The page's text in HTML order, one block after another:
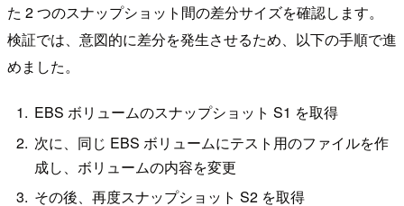
た 2 つのスナップショット間の差分サイズを確認します。
検証では、意図的に差分を発生させるため、以下の手順で進
めました。
EBS ボリュームのスナップショット S1 を取得
次に、同じ EBS ボリュームにテスト用のファイルを作
成し、ボリュームの内容を変更
その後、再度スナップショット S2 を取得